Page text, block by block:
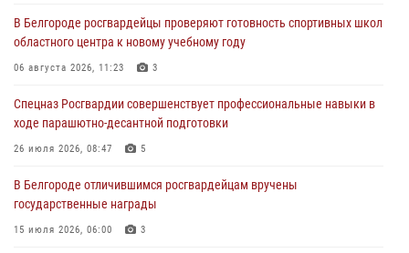
Росгвардия обеспечила общественную безопасность празднования
83-й годовщины освобождения г. Белгорода от немецко -
06 августа 2026, 06:54 3
Офицеры Росгвардии и ветераны войск правопорядка почтили
05 августа 2026, 17:12 2
В Белгороде росгвардейцы проверяют готовность спортивных школ
областного центра к новому учебному году
06 августа 2026, 11:23 3
Спецназ Росгвардии совершенствует профессиональные навыки в
ходе парашютно-десантной подготовки
26 июля 2026, 08:47 5
В Белгороде отличившимся росгвардейцам вручены
государственные награды
15 июля 2026, 06:00 3